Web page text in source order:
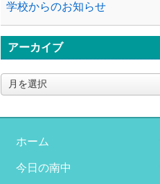
学校からのお知らせ
アーカイブ
ア
ー
イ
ホーム
今日の南中